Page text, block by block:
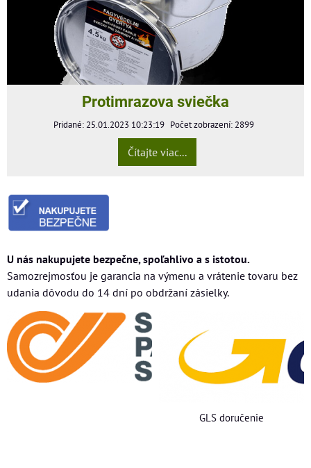
Protimrazova sviečka
Pridané: 25.01.2023 10:23:19 Počet zobrazení: 2899
Čítajte viac...
U nás nakupujete bezpečne, spoľahlivo a s istotou.
Samozrejmosťou je garancia na výmenu a vrátenie tovaru bez
udania dôvodu do 14 dní po obdržaní zásielky.
GLS doručenie